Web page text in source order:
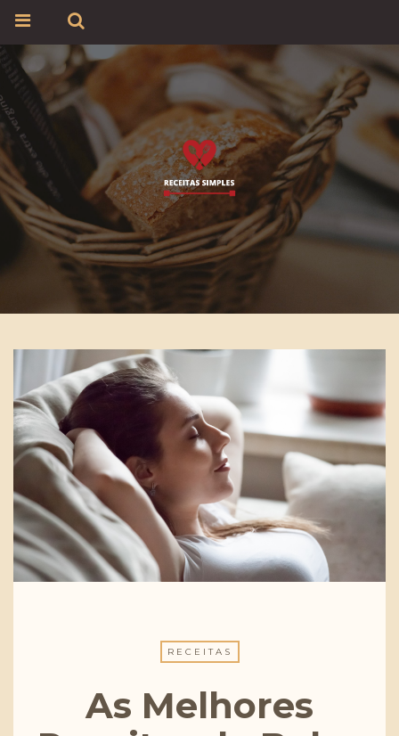
RECEITAS
As Melhores